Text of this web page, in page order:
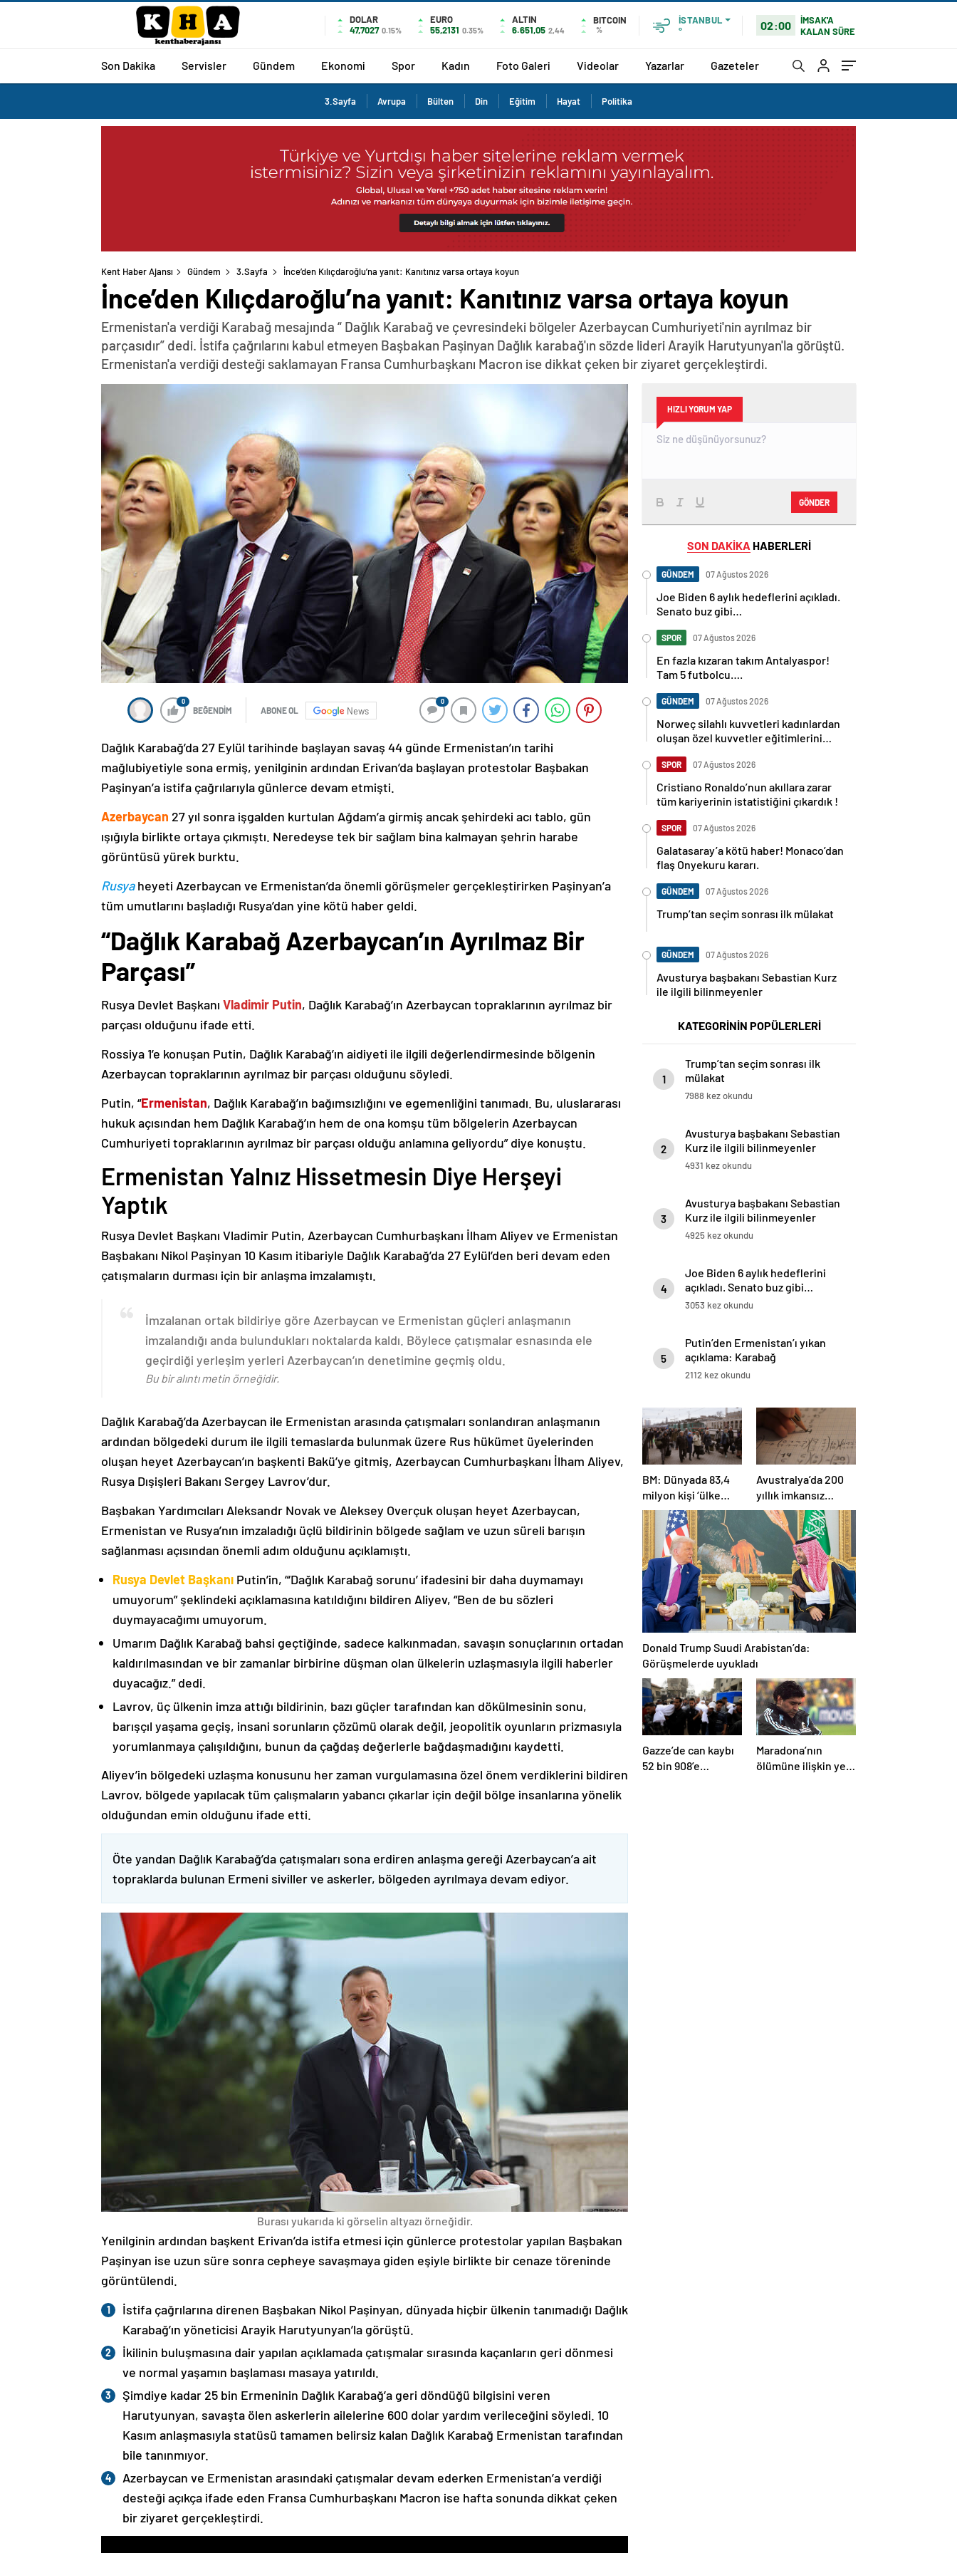
DOLAR
47,7027 0.15%
EURO
55,2131 0.35%
ALTIN
6.651,05 2,44
BITCOIN
%
İSTANBUL
°
02:00
İMSAK'A
KALAN SÜRE
Son Dakika Servisler Gündem Ekonomi Spor Kadın Foto Galeri Videolar Yazarlar Gazeteler
3.Sayfa Avrupa Bülten Din Eğitim Hayat Politika
Kent Haber Ajansı Gündem 3.Sayfa İnce’den Kılıçdaroğlu’na yanıt: Kanıtınız varsa ortaya koyun
İnce’den Kılıçdaroğlu’na yanıt: Kanıtınız varsa ortaya koyun
Ermenistan'a verdiği Karabağ mesajında “ Dağlık Karabağ ve çevresindeki bölgeler Azerbaycan Cumhuriyeti'nin ayrılmaz bir
parçasıdır” dedi. İstifa çağrılarını kabul etmeyen Başbakan Paşinyan Dağlık karabağ'ın sözde lideri Arayik Harutyunyan'la görüştü.
Ermenistan'a verdiği desteği saklamayan Fransa Cumhurbaşkanı Macron ise dikkat çeken bir ziyaret gerçekleştirdi.
0
BEĞENDİM ABONE OL News
0
Dağlık Karabağ’da 27 Eylül tarihinde başlayan savaş 44 günde Ermenistan’ın tarihi
mağlubiyetiyle sona ermiş, yenilginin ardından Erivan’da başlayan protestolar Başbakan
Paşinyan’a istifa çağrılarıyla günlerce devam etmişti.
Azerbaycan 27 yıl sonra işgalden kurtulan Ağdam’a girmiş ancak şehirdeki acı tablo, gün
ışığıyla birlikte ortaya çıkmıştı. Neredeyse tek bir sağlam bina kalmayan şehrin harabe
görüntüsü yürek burktu.
Rusyaheyeti Azerbaycan ve Ermenistan’da önemli görüşmeler gerçekleştirirken Paşinyan’a
tüm umutlarını başladığı Rusya’dan yine kötü haber geldi.
“Dağlık Karabağ Azerbaycan’ın Ayrılmaz Bir
Parçası”
Rusya Devlet Başkanı Vladimir Putin, Dağlık Karabağ’ın Azerbaycan topraklarının ayrılmaz bir
parçası olduğunu ifade etti.
Rossiya 1’e konuşan Putin, Dağlık Karabağ’ın aidiyeti ile ilgili değerlendirmesinde bölgenin
Azerbaycan topraklarının ayrılmaz bir parçası olduğunu söyledi.
Putin, “Ermenistan, Dağlık Karabağ’ın bağımsızlığını ve egemenliğini tanımadı. Bu, uluslararası
hukuk açısından hem Dağlık Karabağ’ın hem de ona komşu tüm bölgelerin Azerbaycan
Cumhuriyeti topraklarının ayrılmaz bir parçası olduğu anlamına geliyordu” diye konuştu.
Ermenistan Yalnız Hissetmesin Diye Herşeyi
Yaptık
Rusya Devlet Başkanı Vladimir Putin, Azerbaycan Cumhurbaşkanı İlham Aliyev ve Ermenistan
Başbakanı Nikol Paşinyan 10 Kasım itibariyle Dağlık Karabağ’da 27 Eylül’den beri devam eden
çatışmaların durması için bir anlaşma imzalamıştı.
İmzalanan ortak bildiriye göre Azerbaycan ve Ermenistan güçleri anlaşmanın
imzalandığı anda bulundukları noktalarda kaldı. Böylece çatışmalar esnasında ele
geçirdiği yerleşim yerleri Azerbaycan’ın denetimine geçmiş oldu.
Bu bir alıntı metin örneğidir.
Dağlık Karabağ’da Azerbaycan ile Ermenistan arasında çatışmaları sonlandıran anlaşmanın
ardından bölgedeki durum ile ilgili temaslarda bulunmak üzere Rus hükümet üyelerinden
oluşan heyet Azerbaycan’ın başkenti Bakü’ye gitmiş, Azerbaycan Cumhurbaşkanı İlham Aliyev,
Rusya Dışişleri Bakanı Sergey Lavrov’dur.
Başbakan Yardımcıları Aleksandr Novak ve Aleksey Overçuk oluşan heyet Azerbaycan,
Ermenistan ve Rusya’nın imzaladığı üçlü bildirinin bölgede sağlam ve uzun süreli barışın
sağlanması açısından önemli adım olduğunu açıklamıştı.
Rusya Devlet Başkanı Putin’in, “‘Dağlık Karabağ sorunu’ ifadesini bir daha duymamayı
umuyorum” şeklindeki açıklamasına katıldığını bildiren Aliyev, “Ben de bu sözleri
duymayacağımı umuyorum.
Umarım Dağlık Karabağ bahsi geçtiğinde, sadece kalkınmadan, savaşın sonuçlarının ortadan
kaldırılmasından ve bir zamanlar birbirine düşman olan ülkelerin uzlaşmasıyla ilgili haberler
duyacağız.” dedi.
Lavrov, üç ülkenin imza attığı bildirinin, bazı güçler tarafından kan dökülmesinin sonu,
barışçıl yaşama geçiş, insani sorunların çözümü olarak değil, jeopolitik oyunların prizmasıyla
yorumlanmaya çalışıldığını, bunun da çağdaş değerlerle bağdaşmadığını kaydetti.
Aliyev’in bölgedeki uzlaşma konusunu her zaman vurgulamasına özel önem verdiklerini bildiren
Lavrov, bölgede yapılacak tüm çalışmaların yabancı çıkarlar için değil bölge insanlarına yönelik
olduğundan emin olduğunu ifade etti.
Öte yandan Dağlık Karabağ’da çatışmaları sona erdiren anlaşma gereği Azerbaycan’a ait
topraklarda bulunan Ermeni siviller ve askerler, bölgeden ayrılmaya devam ediyor.
Burası yukarıda ki görselin altyazı örneğidir.
Yenilginin ardından başkent Erivan’da istifa etmesi için günlerce protestolar yapılan Başbakan
Paşinyan ise uzun süre sonra cepheye savaşmaya giden eşiyle birlikte bir cenaze töreninde
görüntülendi.
İstifa çağrılarına direnen Başbakan Nikol Paşinyan, dünyada hiçbir ülkenin tanımadığı Dağlık
Karabağ’ın yöneticisi Arayik Harutyunyan’la görüştü.
İkilinin buluşmasına dair yapılan açıklamada çatışmalar sırasında kaçanların geri dönmesi
ve normal yaşamın başlaması masaya yatırıldı.
Şimdiye kadar 25 bin Ermeninin Dağlık Karabağ’a geri döndüğü bilgisini veren
Harutyunyan, savaşta ölen askerlerin ailelerine 600 dolar yardım verileceğini söyledi. 10
Kasım anlaşmasıyla statüsü tamamen belirsiz kalan Dağlık Karabağ Ermenistan tarafından
bile tanınmıyor.
Azerbaycan ve Ermenistan arasındaki çatışmalar devam ederken Ermenistan’a verdiği
desteği açıkça ifade eden Fransa Cumhurbaşkanı Macron ise hafta sonunda dikkat çeken
bir ziyaret gerçekleştirdi.
HIZLI YORUM YAP
GÖNDER
SON DAKİKA HABERLERİ
GÜNDEM 07 Ağustos 2026
Joe Biden 6 aylık hedeflerini açıkladı.
Senato buz gibi…
SPOR 07 Ağustos 2026
En fazla kızaran takım Antalyaspor!
Tam 5 futbolcu….
GÜNDEM 07 Ağustos 2026
Norweç silahlı kuvvetleri kadınlardan
oluşan özel kuvvetler eğitimlerini
SPOR 07 Ağustos 2026
Cristiano Ronaldo’nun akıllara zarar
tüm kariyerinin istatistiğini çıkardık !
SPOR 07 Ağustos 2026
Galatasaray’a kötü haber! Monaco’dan
flaş Onyekuru kararı.
GÜNDEM 07 Ağustos 2026
Trump’tan seçim sonrası ilk mülakat
GÜNDEM 07 Ağustos 2026
Avusturya başbakanı Sebastian Kurz
ile ilgili bilinmeyenler
KATEGORİNİN POPÜLERLERİ
1
Trump’tan seçim sonrası ilk
mülakat
7988 kez okundu
2
Avusturya başbakanı Sebastian
Kurz ile ilgili bilinmeyenler
4931 kez okundu
3
Avusturya başbakanı Sebastian
Kurz ile ilgili bilinmeyenler
4925 kez okundu
4
Joe Biden 6 aylık hedeflerini
açıkladı. Senato buz gibi…
3053 kez okundu
5
Putin’den Ermenistan’ı yıkan
açıklama: Karabağ
Azerbaycan’ın ayrılmaz bir
2112 kez okundu
BM: Dünyada 83,4
milyon kişi ‘ülke
içinde yerinden
edilmiş’ olarak
yaşıyor
Avustralya’da 200
yıllık imkansız
matematik
problemi çözüldü
Donald Trump Suudi Arabistan’da:
Görüşmelerde uyukladı
Gazze’de can kaybı
52 bin 908’e
Maradona’nın
ölümüne ilişkin yeni